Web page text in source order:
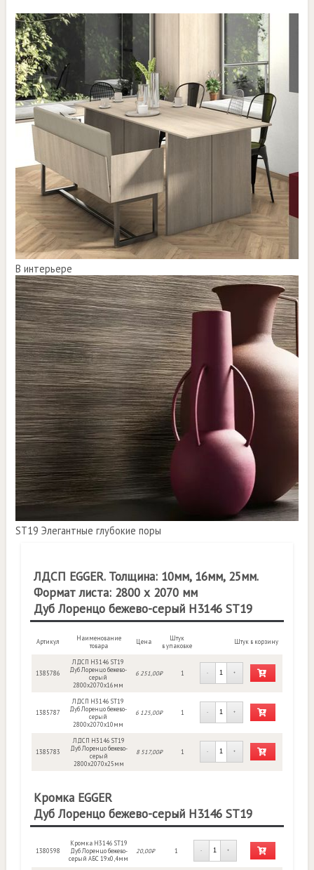
В интерьере
ST19 Элегантные глубокие поры
ЛДСП EGGER. Толщина: 10мм, 16мм, 25мм.
Формат листа: 2800 х 2070 мм
Дуб Лоренцо бежево-серый H3146 ST19
Артикул
Наименование
товара
Цена
Штук
в упаковке
Штук в корзину
1385786
ЛДСП H3146 ST19
Дуб Лоренцо бежево-
серый
2800х2070х16мм
6 251,00₽ 1 - +
1385787
ЛДСП H3146 ST19
Дуб Лоренцо бежево-
серый
2800х2070х10мм
6 125,00₽ 1 - +
1385783
ЛДСП H3146 ST19
Дуб Лоренцо бежево-
серый
2800х2070х25мм
8 517,00₽ 1 - +
Кромка EGGER
Дуб Лоренцо бежево-серый H3146 ST19
1380598
Кромка H3146 ST19
Дуб Лоренцо бежево-
серый АБС 19х0,4мм
20,00₽ 1 - +